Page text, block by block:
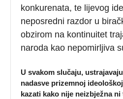
konkurenata, te lijevog
neposredni razdor u
obzirom na kontinuitet
naroda kao nepomirljiva
U svakom slučaju,
nadasve prizemnoj
kazati kako nije neizbježna